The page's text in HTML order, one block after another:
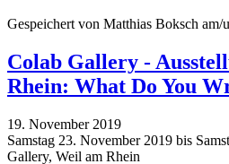
Gespeichert von Matthias Boksch am/
Colab Gallery -
Rhein: What Do You
19. November 2019
Samstag 23. November 2019 bis
Gallery, Weil am Rhein